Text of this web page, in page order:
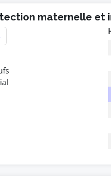
maternelle et